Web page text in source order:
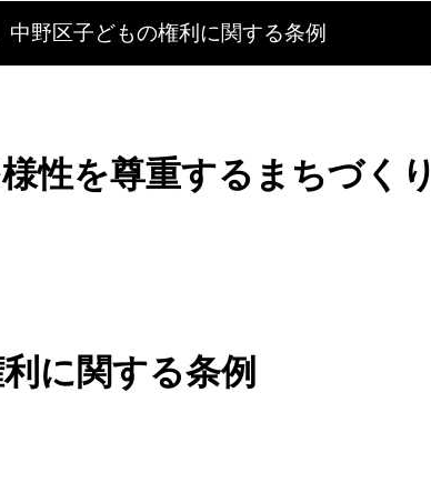
野区子どもの権利に関する条例
性を尊重するまちづくり
に関する条例